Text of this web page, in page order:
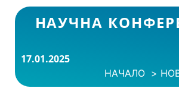
НАУЧНА
17.01.2025
НАЧАЛО